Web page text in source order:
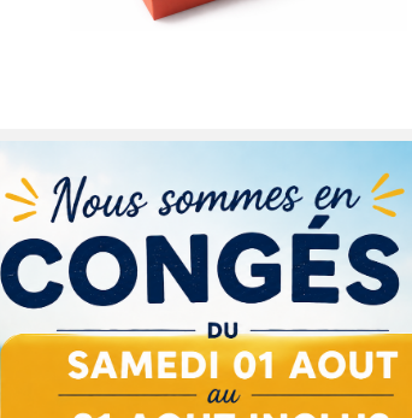
COFFRET ORANGETTES
28,00 € TTC
Afficher plus